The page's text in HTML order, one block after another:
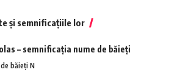
și semnificațiile lor
– semnificația nume de băieți
băieți N